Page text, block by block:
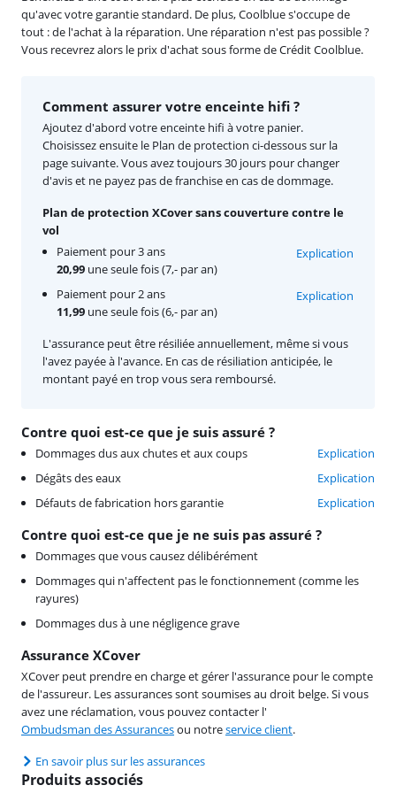
qu'avec votre garantie standard. De plus, Coolblue s'occupe de
tout : de l'achat à la réparation. Une réparation n'est pas possible ?
Vous recevrez alors le prix d'achat sous forme de Crédit Coolblue.
Contre quoi est-ce que je suis assuré ?
Dommages dus aux chutes et aux coups
Explication
Dégâts des eaux
Explication
Défauts de fabrication hors garantie
Explication
Contre quoi est-ce que je ne suis pas assuré ?
Dommages que vous causez délibérément
Dommages qui n'affectent pas le fonctionnement (comme les
rayures)
Dommages dus à une négligence grave
Assurance XCover
XCover peut prendre en charge et gérer l'assurance pour le compte
de l'assureur. Les assurances sont soumises au droit belge. Si vous
avez une réclamation, vous pouvez contacter l'
Ombudsman des Assurancesou notreservice client.
En savoir plus sur les assurances
Comment assurer votre enceinte hifi ?
Ajoutez d'abord votre enceinte hifi à votre panier.
Choisissez ensuite le Plan de protection ci-dessous sur la
page suivante. Vous avez toujours 30 jours pour changer
d'avis et ne payez pas de franchise en cas de dommage.
Plan de protection XCover sans couverture contre le
vol
Paiement pour 3 ans
20,99 une seule fois (7,- par an)
Explication
Paiement pour 2 ans
11,99 une seule fois (6,- par an)
Explication
L'assurance peut être résiliée annuellement, même si vous
l'avez payée à l'avance. En cas de résiliation anticipée, le
montant payé en trop vous sera remboursé.
Produits associés